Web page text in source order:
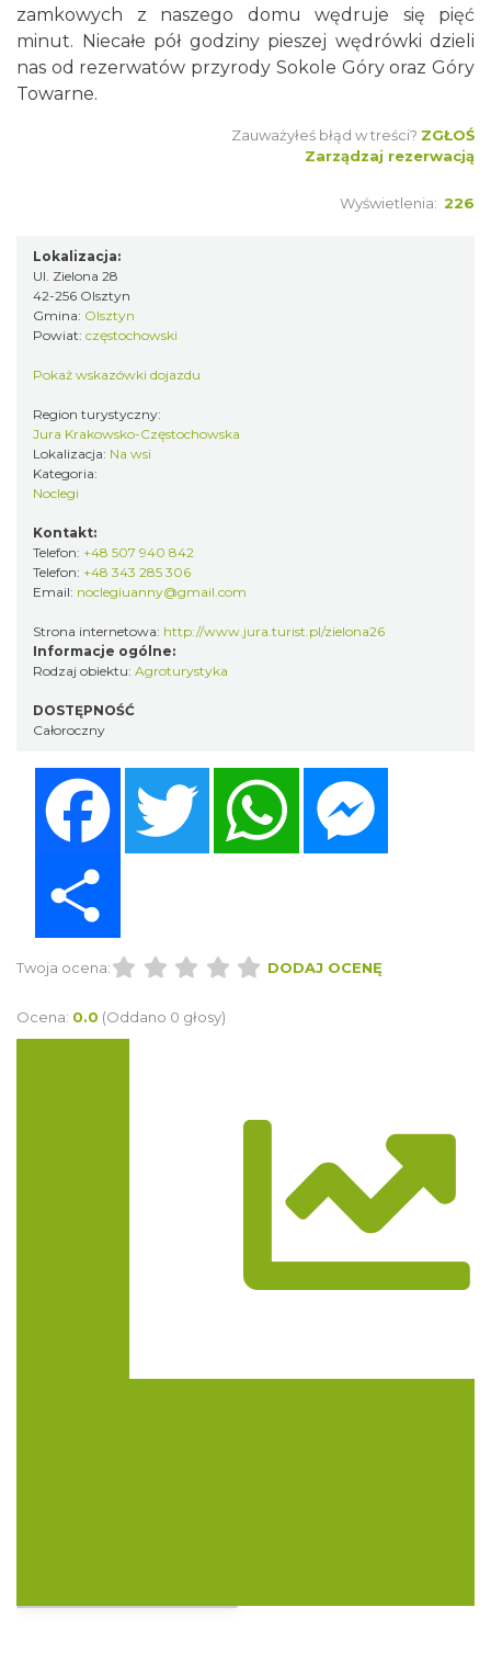
zamkowych z naszego domu wędruje się pięć
minut. Niecałe pół godziny pieszej wędrówki dzieli
nas od rezerwatów przyrody Sokole Góry oraz Góry
Towarne.
Zauważyłeś błąd w treści? ZGŁOŚ
Zarządzaj rezerwacją
Wyświetlenia: 226
Lokalizacja:
Ul. Zielona 28
42-256 Olsztyn
Gmina: Olsztyn
Powiat: częstochowski
Pokaż wskazówki dojazdu
Region turystyczny:
Jura Krakowsko-Częstochowska
Lokalizacja: Na wsi
Kategoria:
Noclegi
Kontakt:
Telefon: +48 507 940 842
Telefon: +48 343 285 306
Email: noclegiuanny@gmail.com
Strona internetowa: http://www.jura.turist.pl/zielona26
Informacje ogólne:
Rodzaj obiektu: Agroturystyka
DOSTĘPNOŚĆ
Całoroczny
Twitter WhatsApp
Twoja ocena: DODAJ OCENĘ
Ocena: 0.0 (Oddano 0 głosy)
Trasa